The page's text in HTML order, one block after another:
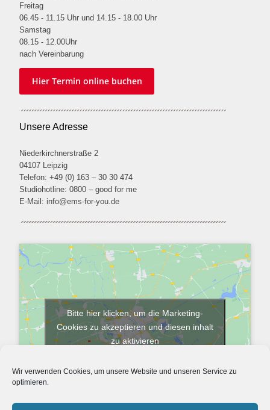
Wir verwenden Cookies, um unsere Website und unseren Service zu
optimieren.
Freitag
06.45 - 11.15 Uhr und 14.15 - 18.00 Uhr
Samstag
08.15 - 12.00Uhr
nach Vereinbarung
Hier Termin online buchen
Unsere Adresse
Niederkirchnerstraße 2
04107 Leipzig
Telefon: +49 (0) 163 – 30 30 474
Studiohotline: 0800 – good for me
E-Mail: info@ems-for-you.de
Bitte hier klicken, um die Marketing-
Cookies zu akzeptieren und diesen inhalt
zu aktivieren